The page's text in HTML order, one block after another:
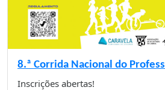
8.ª Corrida Nacional do
Inscrições abertas!